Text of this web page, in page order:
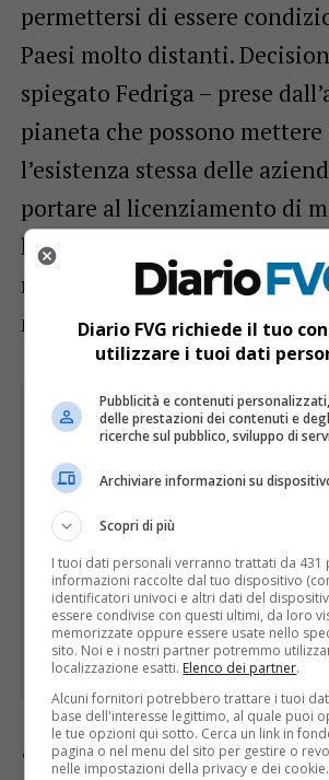
permettersi di essere
Paesi molto distanti.
spiegato Fedriga – prese
pianeta che possono
l’esistenza stessa delle
portare al licenziamento di
lavoratori con pesanti
nostro modello sociale e per
nostre istituzioni”.
“Oggi – ha rimarcato –
Diario FVG richiede il tuo
utilizzare i tuoi dati
Pubblicità e contenuti
delle prestazioni dei contenuti e
ricerche sul pubblico, sviluppo di
Archiviare informazioni su
Scopri di più
I tuoi dati personali verranno trattati da 431
informazioni raccolte dal tuo dispositivo
identificatori univoci e altri dati del
essere condivise con questi ultimi, da loro
memorizzate oppure essere usate nello
sito. Noi e i nostri partner potremmo
localizzazione esatti. Elenco dei partner.
Alcuni fornitori potrebbero trattare i tuoi
base dell'interesse legittimo, al quale puoi
le tue opzioni qui sotto. Cerca un link in
pagina o nel menu del sito per gestire o
nelle impostazioni della privacy e dei cookie.